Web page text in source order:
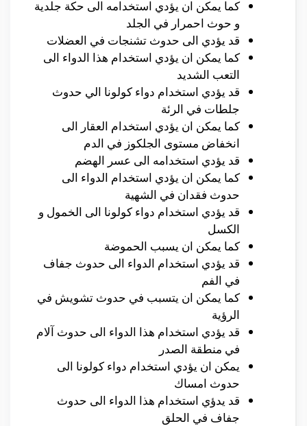
كما يمكن ان يؤدي استخدامه الى حكة جلدية
و حوث احمرار في الجلد
قد يؤدي الى حدوث تشنجات في العضلات
كما يمكن ان يؤدي استخدام هذا الدواء الى
التعب الشديد
قد يؤدي استخدام دواء كولونا الي حدوث
جلطات في الرئة
كما يمكن ان يؤدي استخدام العقار الى
انخفاض مستوى الجلكوز في الدم
قد يؤدي استخدامه الى عسر الهضم
كما يمكن ان يؤدي استخدام الدواء الى
حدوث فقدان في الشهية
قد يؤدي استخدام دواء كولونا الى الخمول و
الكسل
كما يمكن ان يسبب الحموضة
قد يؤدي استخدام الدواء الى حدوث جفاف
في الفم
كما يمكن ان يتسبب في حدوث تشويش في
الرؤية
قد يؤدي استخدام هذا الدواء الى حدوث آلام
في منطقة الصدر
يمكن ان يؤدي استخدام دواء كولونا الى
حدوث امساك
قد يدؤي استخدام هذا الدواء الى حدوث
جفاف في الحلق